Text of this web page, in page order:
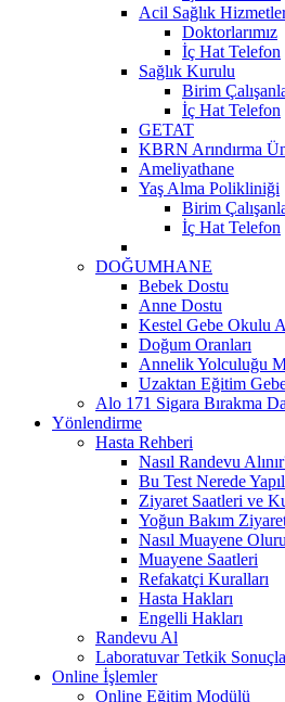
Acil Sağlık
Doktorlarımız
İç Hat Telefon
Sağlık Kurulu
Birim
İç Hat Telefon
GETAT
KBRN Arındırma
Ameliyathane
Yaş Alma Polikliniği
Birim
İç Hat Telefon
DOĞUMHANE
Bebek Dostu
Anne Dostu
Kestel Gebe Okulu
Doğum Oranları
Annelik Yolculuğu
Uzaktan Eğitim
Alo 171 Sigara Bırakma
Yönlendirme
Hasta Rehberi
Nasıl Randevu
Bu Test Nerede
Ziyaret Saatleri ve
Yoğun Bakım
Nasıl Muayene
Muayene Saatleri
Refakatçi Kuralları
Hasta Hakları
Engelli Hakları
Randevu Al
Laboratuvar Tetkik
Online İşlemler
Online Eğitim Modülü